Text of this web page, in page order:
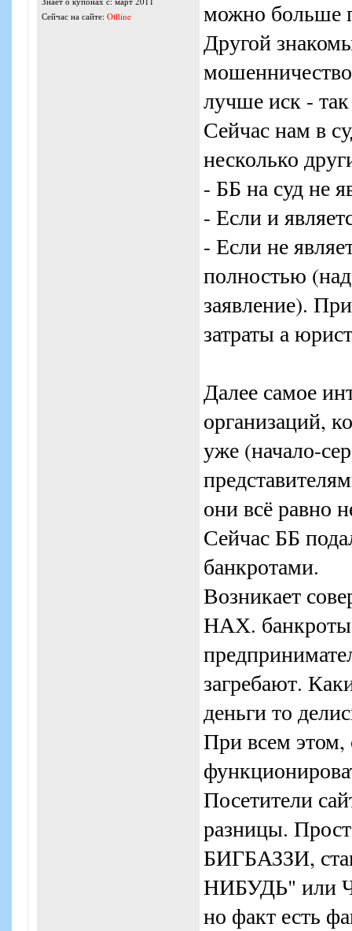
Сейчас на сайте: Offline
можно больше
Другой
лучше иск -
Сейчас нам в
несколько
- ББ на суд не
- Если и
- Если не
полностью
заявление).
затраты а
Далее самое
организаций,
уже (начало-
они всё равно
Сейчас ББ
банкротами.
Возникает
НАХ.
загребают.
деньги то
При всем этом,
Посетители
разницы.
БИГБАЗЗИ,
НИБУДЬ" или
но факт есть